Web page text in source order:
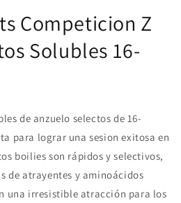
Competicion Z
Solubles 16-
de anzuelo selectos de 16-
para lograr una sesion exitosa en
boilies son rápidos y selectivos,
de atrayentes y aminoácidos
una irresistible atracción para los